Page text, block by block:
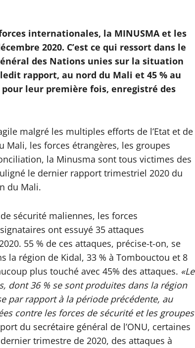
internationales, la MINUSMA et les
2020. C’est ce qui ressort dans le
des Nations unies sur la situation
rapport, au nord du Mali et 45 % au
leur première fois, enregistré des
malgré les multiples efforts de l’Etat et de
Mali, les forces étrangères, les groupes
la Minusma sont tous victimes des
le dernier rapport trimestriel 2020 du
du Mali.
sécurité maliennes, les forces
ont essuyé 35 attaques
55 % de ces attaques, précise-t-on, se
la région de Kidal, 33 % à Tombouctou et 8
plus touché avec 45% des attaques. «Le
dont 36 % se sont produites dans la région
par rapport à la période précédente, au
contre les forces de sécurité et les groupes
du secrétaire général de l’ONU, certaines
trimestre de 2020, des attaques à